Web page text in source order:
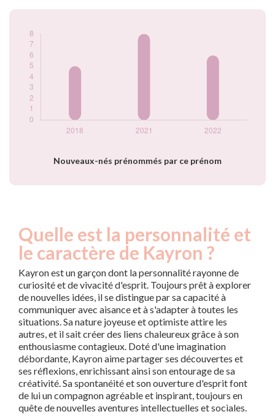
Nouveaux-nés prénommés par ce prénom
Quelle est la personnalité et
le caractère de Kayron ?
Kayron est un garçon dont la personnalité rayonne de
curiosité et de vivacité d'esprit. Toujours prêt à explorer
de nouvelles idées, il se distingue par sa capacité à
communiquer avec aisance et à s'adapter à toutes les
situations. Sa nature joyeuse et optimiste attire les
autres, et il sait créer des liens chaleureux grâce à son
enthousiasme contagieux. Doté d'une imagination
débordante, Kayron aime partager ses découvertes et
ses réflexions, enrichissant ainsi son entourage de sa
créativité. Sa spontanéité et son ouverture d'esprit font
de lui un compagnon agréable et inspirant, toujours en
quête de nouvelles aventures intellectuelles et sociales.